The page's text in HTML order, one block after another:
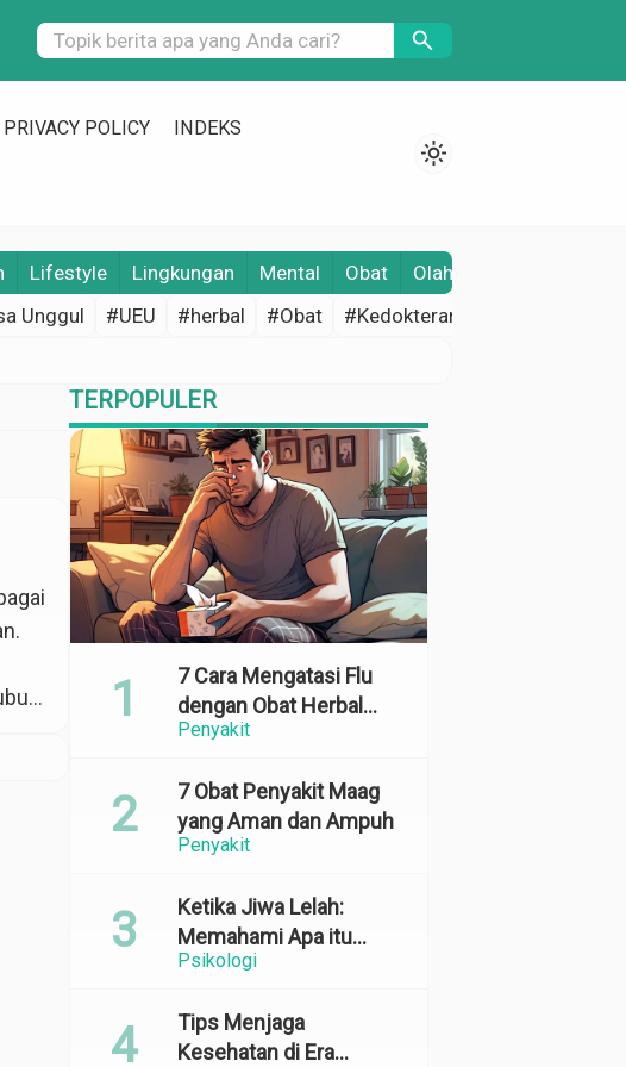
search
PRIVACY POLICY INDEKS
light_mode
Lifestyle Lingkungan Mental Obat Olahraga
Unggul #UEU #herbal #Obat #Kedokteran
TERPOPULER
Penyakit
7 Cara Mengatasi Flu
dengan Obat Herbal
yang Ampuh dan
Penyakit
7 Obat Penyakit Maag
yang Aman dan Ampuh
Psikologi
Ketika Jiwa Lelah:
Memahami Apa itu
Emotional Exhaustion
Tips Menjaga
Kesehatan di Era